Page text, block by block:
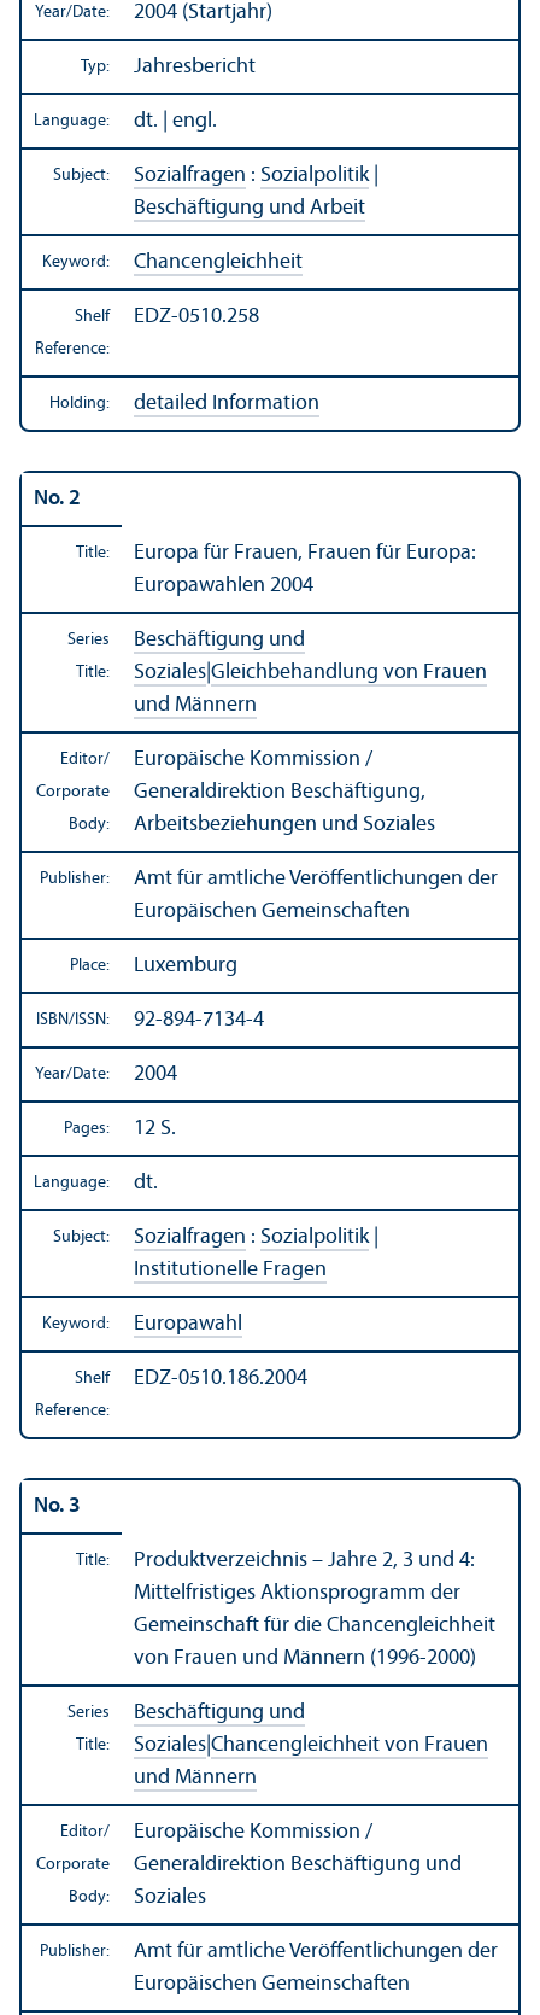
Year/Date: 2004 (Startjahr)
Typ: Jahresbericht
Language: dt. | engl.
Subject: Sozialfragen : Sozialpolitik|
Beschäftigung und Arbeit
Keyword: Chancengleichheit
Shelf
Reference:
EDZ-0510.258
Holding: detailed Information
No. 2
Title:
Europa für Frauen, Frauen für Europa:
Europawahlen 2004
Series
Title:
Beschäftigung und
Soziales Gleichbehandlung von Frauen
und Männern
Editor/
Corporate
Body:
Europäische Kommission /
Generaldirektion Beschäftigung,
Arbeitsbeziehungen und Soziales
Publisher:
Amt für amtliche Veröffentlichungen der
Europäischen Gemeinschaften
Place: Luxemburg
ISBN/ISSN: 92-894-7134-4
Year/Date: 2004
Pages: 12 S.
Language: dt.
Subject: Sozialfragen : Sozialpolitik|
Institutionelle Fragen
Keyword: Europawahl
Shelf
Reference:
EDZ-0510.186.2004
No. 3
Title:
Produktverzeichnis – Jahre 2, 3 und 4:
Mittelfristiges Aktionsprogramm der
Gemeinschaft für die Chancengleichheit
von Frauen und Männern (1996-2000)
Series
Title:
Beschäftigung und
Soziales Chancengleichheit von Frauen
und Männern
Editor/
Corporate
Body:
Europäische Kommission /
Generaldirektion Beschäftigung und
Soziales
Publisher:
Amt für amtliche Veröffentlichungen der
Europäischen Gemeinschaften